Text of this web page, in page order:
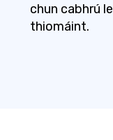
chun cabhrú
thiomáint.